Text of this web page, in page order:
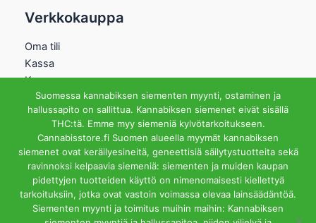
Verkkokauppa
Oma tili
Kassa
Kauppa
Ostoskori
Helsingin Myymälä
Aukioloajat
Ma-Pe 12-18 La 12-15
Riihipellonkuja 3, 00390
Helsinki
info@cannabisstore.fi
Suomessa kannabiksen siementen myynti, ostaminen ja
hallussapito on sallittua. Kannabiksen siemenet eivät sisällä
THC:tä. Emme myy siemeniä kylvötarkoitukseen.
Cannabisstore.fi Suomen alueella myymät kannabiksen
siemenet ovat keräilyesineitä, geneettisiä säilytystuotteita sekä
ravinnoksi kelpaavia siemeniä: siementen ja muiden kaupan
pidettyjen tuotteiden käyttö on nimenomaisesti kiellettyä
tarkoituksiin, jotka ovat vastoin voimassa olevaa lainsäädäntöä.
Siementen myynti ja toimitus muihin maihin: Kannabiksen